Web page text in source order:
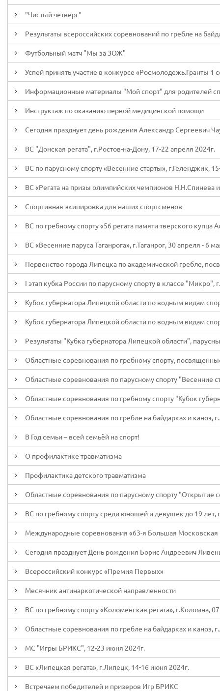
"Чистый четверг"
Результаты всероссийских соревнований по гребле на
Футбольный матч "Мы за ЗОЖ"
Успей принять участие в конкурсе «Росмолодежь.Гранты 1
Информационные материалы "Мой спорт" для родителей
Инструктаж по оказанию первой медицинской помощи
Сегодня празднует день рождения Александр Сергеевич
ВС "Донская регата", г.Ростов-на-Дону, 17-22 апреля 2024г.
ВС по парусному спорту «Весенние старты», г.Геленджик,
ВС «Регата на призы олимпийских чемпионов Н.Н.Спинева
Спортивная экипировка для наших спортсменов
ВС по гребному спорту «56 регата памяти тверского купца
ВС «Весенние паруса Таганрога», г.Таганрог, 30 апреля - 6
Первенство города Липецка по академической гребле,
I этап кубка России по парусному спорту в классе "Микро",
Кубок губернатора Липецкой области по водным видам
Кубок губернатора Липецкой области по водным видам
Результаты "Кубка губернатора Липецкой области",
Областные соревнования по гребному спорту,
Областные соревнования по парусному спорту "Весенние
Областные соревнования по гребному спорту "Кубок
Областные соревнования по гребле на байдарках и каноэ,
В Год семьи – всей семьёй на спорт!
О профилактике травматизма
Профилактика детского травматизма
Областные соревнования по парусному спорту "Открытие
ВС по гребному спорту среди юношей и девушек до 19 лет,
Международные соревнования «63-я Большая Московская
Сегодня празднует День рождения Борис Андреевич
Всероссийский конкурс «Премия Первых»
Месячник антинаркотической направленности
ВС по гребному спорту «Коломенская регата», г.Коломна,
Областные соревнования по гребле на байдарках и каноэ,
МС "Игры БРИКС", 12-23 июня 2024г.
ВС «Липецкая регата», г.Липецк, 14-16 июня 2024г.
Встречаем победителей и призеров Игр БРИКС